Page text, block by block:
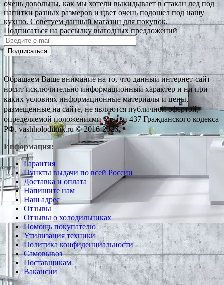
очень довольны, как мы хотели выкидывает в стакан лед под
напитки разных размеров и цвет очень подошел под нашу
кухню. Советуем данный магазин для покупок.
Подписаться на рассылку выгодных предложений
Подписаться
Обращаем Ваше внимание на то, что данный интернет-сайт
носит исключительно информационный характер и ни при
каких условиях информационные материалы и цены,
размещенные на сайте, не являются публичной офертой,
определяемой положениями Статьи 437 Гражданского кодекса
РФ. vashholodilnik.ru © 2016-2026
Информация:
Гарантия
Пункты выдачи по всей России
Доставка и оплата
Напишите нам
Наш адрес
Отзывы
Отзывы о холодильниках
Помощь покупателю
Утилизация техники
Политика конфиденциальности
Самовывоз
Поставщикам
Вакансии